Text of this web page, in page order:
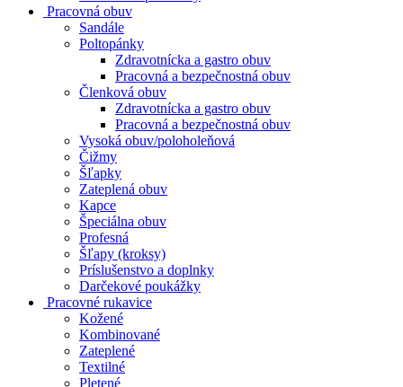
Pracovná obuv
Sandále
Poltopánky
Zdravotnícka a gastro obuv
Pracovná a bezpečnostná obuv
Členková obuv
Zdravotnícka a gastro obuv
Pracovná a bezpečnostná obuv
Vysoká obuv/poloholeňová
Čižmy
Šľapky
Zateplená obuv
Kapce
Špeciálna obuv
Profesná
Šľapy (kroksy)
Príslušenstvo a doplnky
Darčekové poukážky
Pracovné rukavice
Kožené
Kombinované
Zateplené
Textilné
Pletené